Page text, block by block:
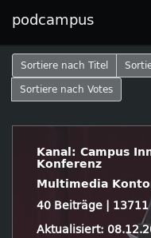
podcampus
Sortiere nach Titel
Sortiere nach Votes
Kanal: Campus
Konferenz
Multimedia
40 Beiträge | 13711
Aktualisiert: